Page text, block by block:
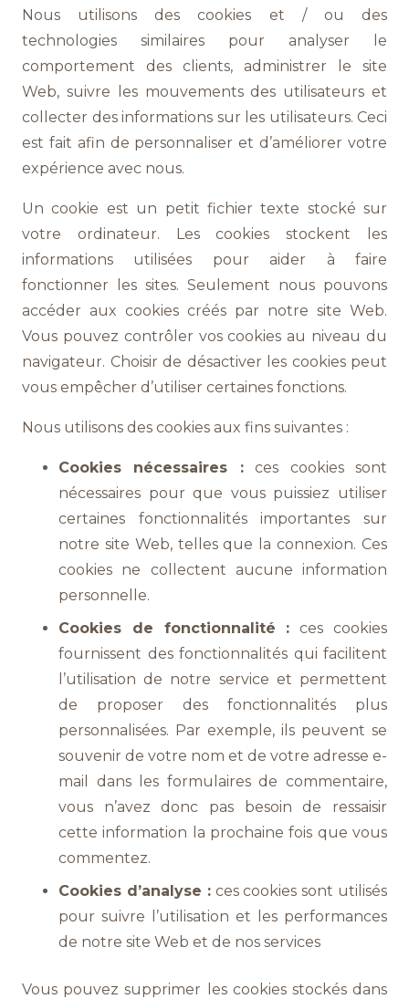
Nous utilisons des cookies et / ou des
technologies similaires pour analyser le
comportement des clients, administrer le site
Web, suivre les mouvements des utilisateurs et
collecter des informations sur les utilisateurs. Ceci
est fait afin de personnaliser et d’améliorer votre
expérience avec nous.
Un cookie est un petit fichier texte stocké sur
votre ordinateur. Les cookies stockent les
informations utilisées pour aider à faire
fonctionner les sites. Seulement nous pouvons
accéder aux cookies créés par notre site Web.
Vous pouvez contrôler vos cookies au niveau du
navigateur. Choisir de désactiver les cookies peut
vous empêcher d’utiliser certaines fonctions.
Nous utilisons des cookies aux fins suivantes :
Cookies nécessaires :ces cookies sont
nécessaires pour que vous puissiez utiliser
certaines fonctionnalités importantes sur
notre site Web, telles que la connexion. Ces
cookies ne collectent aucune information
personnelle.
Cookies de fonctionnalité : ces cookies
fournissent des fonctionnalités qui facilitent
l’utilisation de notre service et permettent
de proposer des fonctionnalités plus
personnalisées. Par exemple, ils peuvent se
souvenir de votre nom et de votre adresse e-
mail dans les formulaires de commentaire,
vous n’avez donc pas besoin de ressaisir
cette information la prochaine fois que vous
commentez.
Cookies d’analyse :ces cookies sont utilisés
pour suivre l’utilisation et les performances
de notre site Web et de nos services
Vous pouvez supprimer les cookies stockés dans